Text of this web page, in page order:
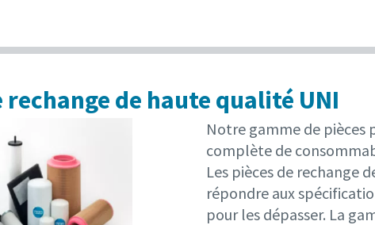
rechange de haute qualité UNI
Notre gamme de pièces
complète de
Les pièces de rechange
répondre aux
pour les dépasser. La